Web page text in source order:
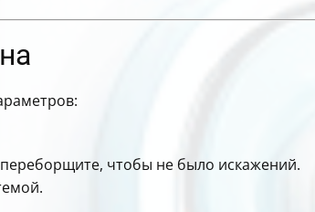
чтобы не было искажений.